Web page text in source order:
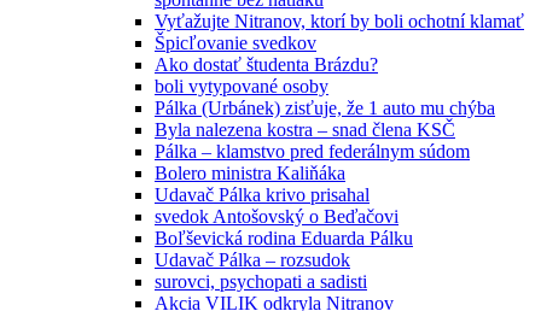
Vyťažujte Nitranov, ktorí by boli ochotní klamať
Špicľovanie svedkov
Ako dostať študenta Brázdu?
boli vytypované osoby
Pálka (Urbánek) zisťuje, že 1 auto mu chýba
Byla nalezena kostra – snad člena KSČ
Pálka – klamstvo pred federálnym súdom
Bolero ministra Kaliňáka
Udavač Pálka krivo prisahal
svedok Antošovský o Beďačovi
Boľševická rodina Eduarda Pálku
Udavač Pálka – rozsudok
surovci, psychopati a sadisti
Akcia VILIK odkryla Nitranov